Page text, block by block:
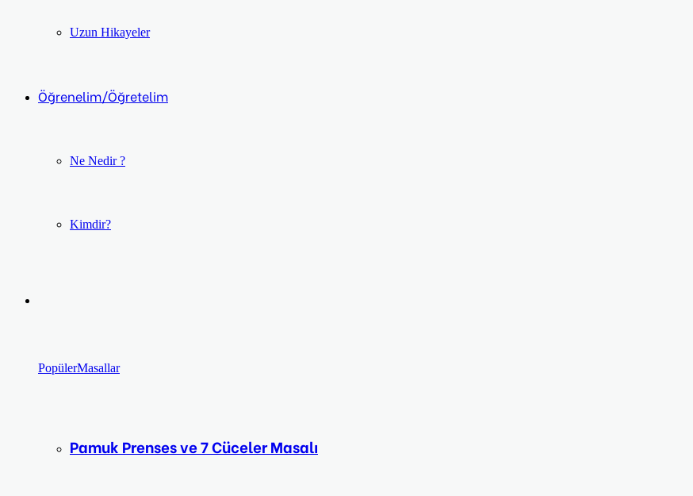
Uzun Hikayeler
Öğrenelim/Öğretelim
Ne Nedir ?
Kimdir?
PopülerMasallar
Pamuk Prenses ve 7 Cüceler Masalı